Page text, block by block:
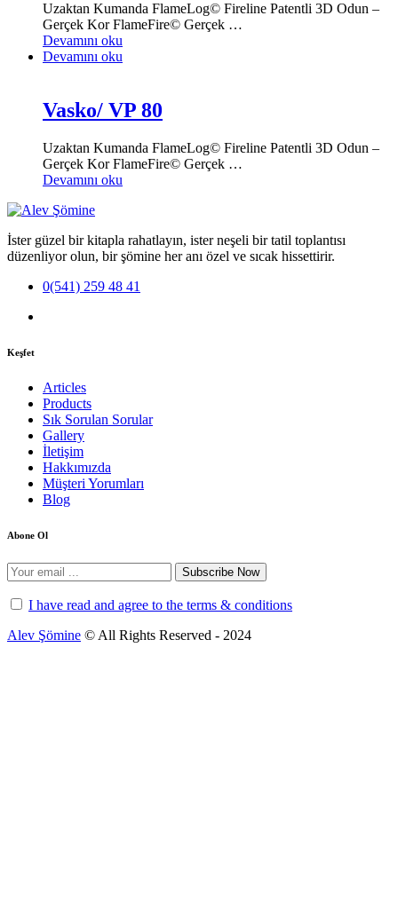
Uzaktan Kumanda FlameLog© Fireline Patentli 3D Odun –
Gerçek Kor FlameFire© Gerçek …
Devamını oku
Devamını oku
Vasko/ VP 80
Uzaktan Kumanda FlameLog© Fireline Patentli 3D Odun –
Gerçek Kor FlameFire© Gerçek …
Devamını oku
İster güzel bir kitapla rahatlayın, ister neşeli bir tatil toplantısı
düzenliyor olun, bir şömine her anı özel ve sıcak hissettirir.
0(541) 259 48 41
Keşfet
Articles
Products
Sık Sorulan Sorular
Gallery
İletişim
Hakkımızda
Müşteri Yorumları
Blog
Abone Ol
Subscribe Now
I have read and agree to the terms & conditions
Alev Şömine © All Rights Reserved - 2024